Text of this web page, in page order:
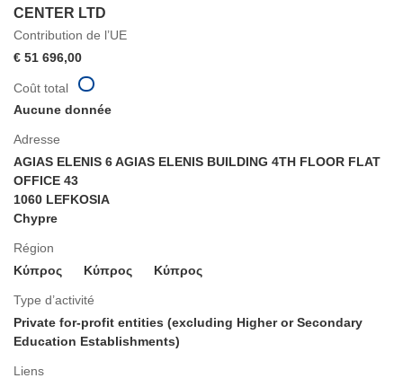
CENTER LTD
Contribution de l’UE
€ 51 696,00
Adresse
AGIAS ELENIS 6 AGIAS ELENIS BUILDING 4TH FLOOR FLAT
OFFICE 43
1060 LEFKOSIA
Chypre
Région
Κύπρος
Κύπρος Κύπρος
Type d’activité
Private for-profit entities (excluding Higher or Secondary
Education Establishments)
Liens
Coût total
Aucune donnée